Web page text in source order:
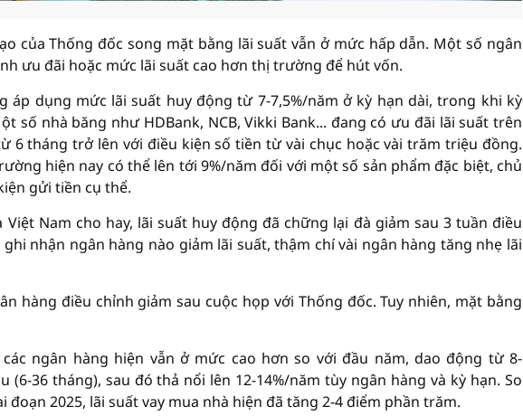
của Thống đốc song mặt bằng lãi suất vẫn ở mức hấp dẫn. Một số ngân
ưu đãi hoặc mức lãi suất cao hơn thị trường để hút vốn.
áp dụng mức lãi suất huy động từ 7-7,5%/năm ở kỳ hạn dài, trong khi kỳ
số nhà băng như HDBank, NCB, Vikki Bank... đang có ưu đãi lãi suất trên
6 tháng trở lên với điều kiện số tiền từ vài chục hoặc vài trăm triệu đồng.
hiện nay có thể lên tới 9%/năm đối với một số sản phẩm đặc biệt, chủ
gửi tiền cụ thể.
Việt Nam cho hay, lãi suất huy động đã chững lại đà giảm sau 3 tuần điều
nhận ngân hàng nào giảm lãi suất, thậm chí vài ngân hàng tăng nhẹ lãi
hàng điều chỉnh giảm sau cuộc họp với Thống đốc. Tuy nhiên, mặt bằng
ngân hàng hiện vẫn ở mức cao hơn so với đầu năm, dao động từ 8-
(6-36 tháng), sau đó thả nổi lên 12-14%/năm tùy ngân hàng và kỳ hạn. So
2025, lãi suất vay mua nhà hiện đã tăng 2-4 điểm phần trăm.